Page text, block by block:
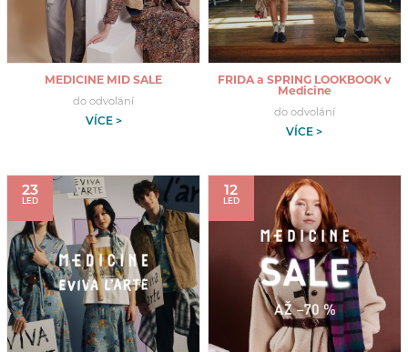
MEDICINE MID SALE
do odvolání
VÍCE >
FRIDA a SPRING LOOKBOOK v
Medicine
do odvolání
VÍCE >
23
LED
12
LED